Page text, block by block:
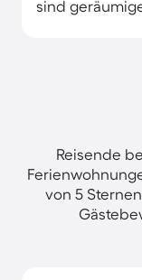
sind
Reisende
von 5